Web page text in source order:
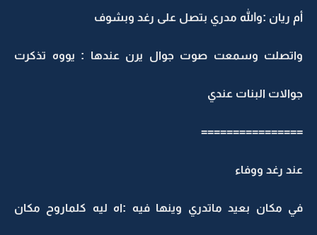
أم ريان :والله مدري بتصل على رغد وبشوف
واتصلت وسمعت صوت جوال يرن عندها : يووه تذكرت
جوالات البنات عندي
================
عند رغد ووفاء
في مكان بعيد ماتدري وينها فيه :اه ليه كلماروح مكان